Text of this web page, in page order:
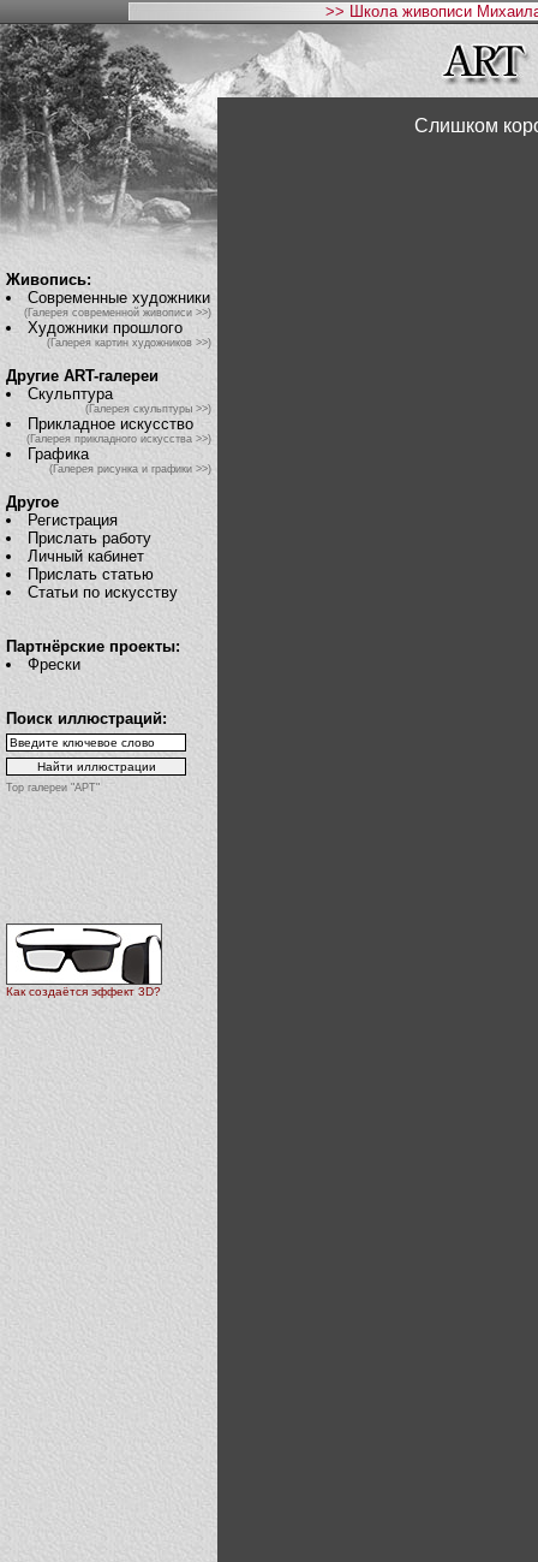
>> Школа живописи
Живопись:
Современные художники
(Галерея современной живописи >>)
Художники прошлого
(Галерея картин художников >>)
Другие ART-галереи
Скульптура
(Галерея скульптуры >>)
Прикладное искусство
(Галерея прикладного искусства >>)
Графика
(Галерея рисунка и графики >>)
Другое
Регистрация
Прислать работу
Личный кабинет
Прислать статью
Статьи по искусству
Партнёрские проекты:
Фрески
Поиск иллюстраций:
Top галереи "АРТ"
Как создаётся эффект 3D?
Слишком